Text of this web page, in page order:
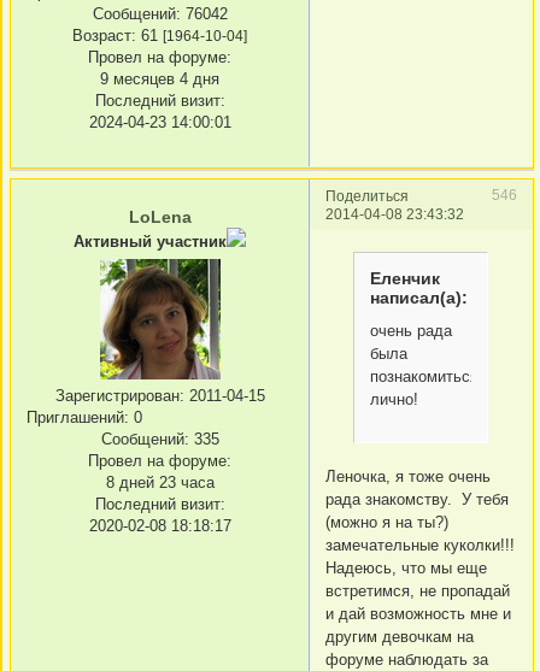
Сообщений: 76042
Возраст: 61 [1964-10-04]
Провел на форуме:
9 месяцев 4 дня
Последний визит:
2024-04-23 14:00:01
Поделиться
546
2014-04-08 23:43:32
LoLena
Активный участник
Зарегистрирован: 2011-04-15
Приглашений: 0
Сообщений: 335
Провел на форуме:
8 дней 23 часа
Последний визит:
2020-02-08 18:18:17
Еленчик
написал(а):
очень рада
была
познакомиться
лично!
Леночка, я тоже очень
рада знакомству. У тебя
(можно я на ты?)
замечательные куколки!!!
Надеюсь, что мы еще
встретимся, не пропадай
и дай возможность мне и
другим девочкам на
форуме наблюдать за